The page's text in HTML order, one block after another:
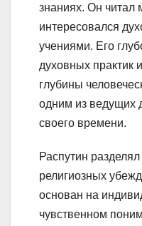
знаниях. Он читал
интересовался
учениями. Его
духовных практик
глубины
одним из ведущих
своего времени.
Распутин
религиозных
основан на
чувственном